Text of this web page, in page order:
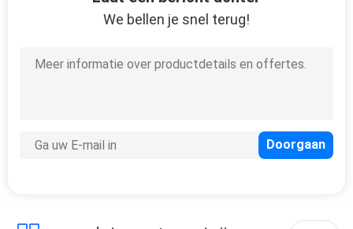
Machtshulpmiddelen
We bellen je snel terug!